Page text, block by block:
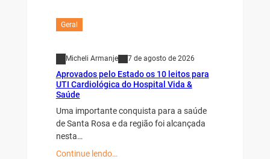
Geral
Micheli Armanje 7 de agosto de 2026
Aprovados pelo Estado os 10 leitos para
UTI Cardiológica do Hospital Vida &
Saúde
Uma importante conquista para a saúde
de Santa Rosa e da região foi alcançada
nesta…
Continue lendo…